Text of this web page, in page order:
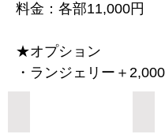
料金：各部11,000円
★オプション
・ランジェリー＋